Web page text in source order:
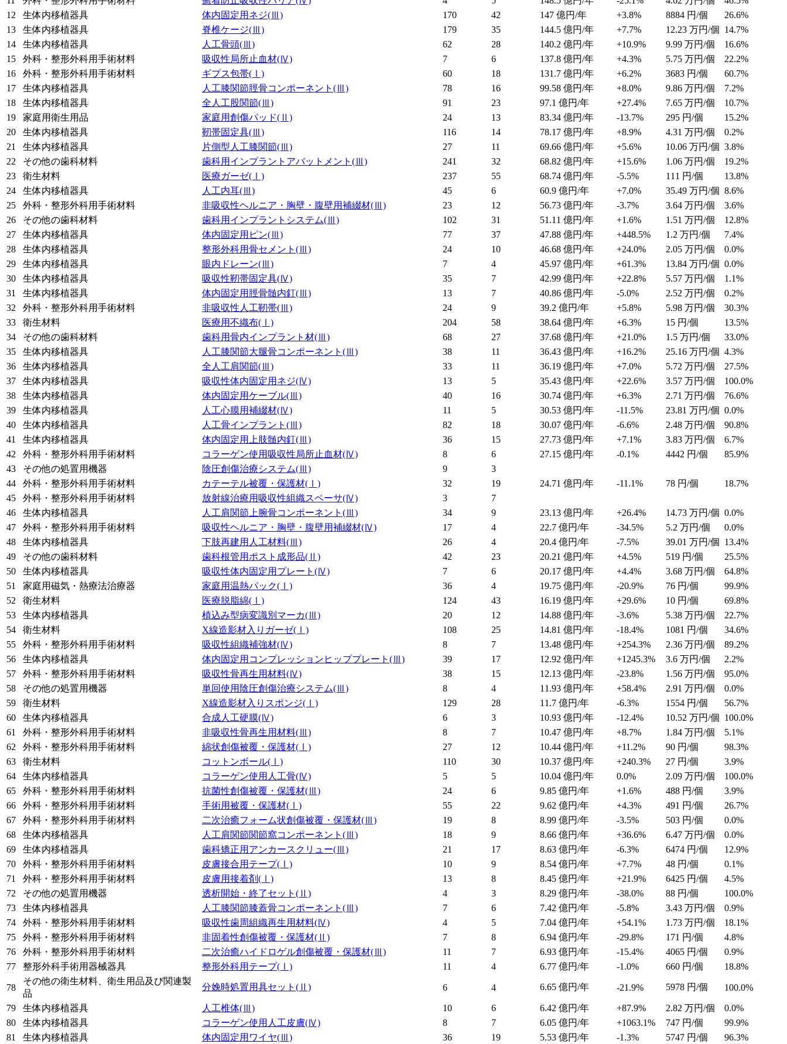
12
生体内移植器具 体内固定用ネジ(Ⅲ) 170 42 147 億円/年 +3.8% 8884 円/個
26.6%
13
生体内移植器具 脊椎ケージ(Ⅲ) 179 35 144.5 億円/年 +7.7% 12.23 万円/個 14.7%
14
生体内移植器具 人工骨頭(Ⅲ) 62 28 140.2 億円/年 +10.9% 9.99 万円/個
16.6%
15
外科・整形外科用手術材料 吸収性局所止血材(Ⅳ) 7 6 137.8 億円/年 +4.3% 5.75 万円/個
22.2%
16
外科・整形外科用手術材料 ギプス包帯(Ⅰ) 60 18 131.7 億円/年 +6.2% 3683 円/個
60.7%
17
生体内移植器具 人工膝関節脛骨コンポーネント (Ⅲ) 78 16 99.58 億円/年 +8.0% 9.86 万円/個
7.2%
18
生体内移植器具 全人工股関節(Ⅲ) 91 23 97.1 億円/年 +27.4% 7.65 万円/個
10.7%
19
家庭用衛生用品 家庭用創傷パッド(Ⅱ) 24 13 83.34 億円/年 -13.7% 295 円/個
15.2%
20
生体内移植器具 靭帯固定具(Ⅲ) 116 14 78.17 億円/年 +8.9% 4.31 万円/個
0.2%
21
生体内移植器具 片側型人工膝関節(Ⅲ) 27 11 69.66 億円/年 +5.6% 10.06 万円/個 3.8%
22
その他の歯科材料 歯科用インプラントアバットメント (Ⅲ) 241 32 68.82 億円/年 +15.6% 1.06 万円/個
19.2%
23
衛生材料 医療ガーゼ(Ⅰ) 237 55 68.74 億円/年 -5.5% 111 円/個
13.8%
24
生体内移植器具 人工内耳(Ⅲ) 45 6 60.9 億円/年 +7.0% 35.49 万円/個 8.6%
25
外科・整形外科用手術材料 非吸収性ヘルニア・胸壁・腹壁用補綴材(Ⅲ) 23 12 56.73 億円/年 -3.7% 3.64 万円/個
3.6%
26
その他の歯科材料 歯科用インプラントシステム(Ⅲ) 102 31 51.11 億円/年 +1.6% 1.51 万円/個
12.8%
27
生体内移植器具 体内固定用ピン(Ⅲ) 77 37 47.88 億円/年 +448.5% 1.2 万円/個
7.4%
28
生体内移植器具 整形外科用骨セメント (Ⅲ) 24 10 46.68 億円/年 +24.0% 2.05 万円/個
0.0%
29
生体内移植器具 眼内ドレーン(Ⅲ) 7 4 45.97 億円/年 +61.3% 13.84 万円/個 0.0%
30
生体内移植器具 吸収性靭帯固定具(Ⅳ) 35 7 42.99 億円/年 +22.8% 5.57 万円/個
1.1%
31
生体内移植器具 体内固定用脛骨髄内釘(Ⅲ) 13 7 40.86 億円/年 -5.0% 2.52 万円/個
0.2%
32
外科・整形外科用手術材料 非吸収性人工靭帯(Ⅲ) 24 9 39.2 億円/年 +5.8% 5.98 万円/個
30.3%
33
衛生材料 医療用不織布(Ⅰ) 204 58 38.64 億円/年 +6.3% 15 円/個
13.5%
34
その他の歯科材料 歯科用骨内インプラント材(Ⅲ) 68 27 37.68 億円/年 +21.0% 1.5 万円/個
33.0%
35
生体内移植器具 人工膝関節大腿骨コンポーネント (Ⅲ) 38 11 36.43 億円/年 +16.2% 25.16 万円/個 4.3%
36
生体内移植器具 全人工肩関節(Ⅲ) 33 11 36.19 億円/年 +7.0% 5.72 万円/個
27.5%
37
生体内移植器具 吸収性体内固定用ネジ(Ⅳ) 13 5 35.43 億円/年 +22.6% 3.57 万円/個
100.0%
38
生体内移植器具 体内固定用ケーブル(Ⅲ) 40 16 30.74 億円/年 +6.3% 2.71 万円/個
76.6%
39
生体内移植器具 人工心膜用補綴材(Ⅳ) 11 5 30.53 億円/年 -11.5% 23.81 万円/個 0.0%
40
生体内移植器具 人工骨インプラント (Ⅲ) 82 18 30.07 億円/年 -6.6% 2.48 万円/個
90.8%
41
生体内移植器具 体内固定用上肢髄内釘(Ⅲ) 36 15 27.73 億円/年 +7.1% 3.83 万円/個
6.7%
42
外科・整形外科用手術材料 コラーゲン使用吸収性局所止血材(Ⅳ) 8 6 27.15 億円/年 -0.1% 4442 円/個
85.9%
43
その他の処置用機器 陰圧創傷治療システム(Ⅲ) 9
3
44
外科・整形外科用手術材料 カテーテル被覆・保護材(Ⅰ) 32 19 24.71 億円/年 -11.1% 78 円/個
18.7%
45
外科・整形外科用手術材料 放射線治療用吸収性組織スペーサ(Ⅳ) 3
7
46
生体内移植器具 人工肩関節上腕骨コンポーネント (Ⅲ) 34 9 23.13 億円/年 +26.4% 14.73 万円/個 0.0%
47
外科・整形外科用手術材料 吸収性ヘルニア・胸壁・腹壁用補綴材(Ⅳ) 17 4 22.7 億円/年 -34.5% 5.2 万円/個
0.0%
48
生体内移植器具 下肢再建用人工材料(Ⅲ) 26 4 20.4 億円/年 -7.5% 39.01 万円/個 13.4%
49
その他の歯科材料 歯科根管用ポスト成形品(Ⅱ) 42 23 20.21 億円/年 +4.5% 519 円/個
25.5%
50
生体内移植器具 吸収性体内固定用プレート (Ⅳ) 7 6 20.17 億円/年 +4.4% 3.68 万円/個
64.8%
51
家庭用磁気・熱療法治療器 家庭用温熱パック(Ⅰ) 36 4 19.75 億円/年 -20.9% 76 円/個
99.9%
52
衛生材料 医療脱脂綿(Ⅰ) 124 43 16.19 億円/年 +29.6% 10 円/個
69.8%
53
生体内移植器具 植込み型病変識別マーカ(Ⅲ) 20 12 14.88 億円/年 -3.6% 5.38 万円/個
22.7%
54
衛生材料 X線造影材入りガーゼ(Ⅰ) 108 25 14.81 億円/年 -18.4% 1081 円/個
34.6%
55
外科・整形外科用手術材料 吸収性組織補強材(Ⅳ) 8 7 13.48 億円/年 +254.3% 2.36 万円/個
89.2%
56
生体内移植器具 体内固定用コンプレッションヒッププレート (Ⅲ) 39 17 12.92 億円/年 +1245.3% 3.6 万円/個
2.2%
57
外科・整形外科用手術材料 吸収性骨再生用材料(Ⅳ) 38 15 12.13 億円/年 -23.8% 1.56 万円/個
95.0%
58
その他の処置用機器 単回使用陰圧創傷治療システム(Ⅲ) 8 4 11.93 億円/年 +58.4% 2.91 万円/個
0.0%
59
衛生材料 X線造影材入りスポンジ(Ⅰ) 129 28 11.7 億円/年 -6.3% 1554 円/個
56.7%
60
生体内移植器具 合成人工硬膜(Ⅳ) 6 3 10.93 億円/年 -12.4% 10.52 万円/個 100.0%
61
外科・整形外科用手術材料 非吸収性骨再生用材料(Ⅲ) 8 7 10.47 億円/年 +8.7% 1.84 万円/個
5.1%
62
外科・整形外科用手術材料 綿状創傷被覆・保護材(Ⅰ) 27 12 10.44 億円/年 +11.2% 90 円/個
98.3%
63
衛生材料 コットンボール(Ⅰ) 110 30 10.37 億円/年 +240.3% 27 円/個
3.9%
64
生体内移植器具 コラーゲン使用人工骨(Ⅳ) 5 5 10.04 億円/年 0.0% 2.09 万円/個
100.0%
65
外科・整形外科用手術材料 抗菌性創傷被覆・保護材(Ⅲ) 24 6 9.85 億円/年 +1.6% 488 円/個
3.9%
66
外科・整形外科用手術材料 手術用被覆・保護材(Ⅰ) 55 22 9.62 億円/年 +4.3% 491 円/個
26.7%
67
外科・整形外科用手術材料 二次治癒フォーム状創傷被覆・保護材(Ⅲ) 19 8 8.99 億円/年 -3.5% 503 円/個
0.0%
68
生体内移植器具 人工肩関節関節窩コンポーネント (Ⅲ) 18 9 8.66 億円/年 +36.6% 6.47 万円/個
0.0%
69
生体内移植器具 歯科矯正用アンカースクリュー(Ⅲ) 21 17 8.63 億円/年 -6.3% 6474 円/個
12.9%
70
外科・整形外科用手術材料 皮膚接合用テープ(Ⅰ) 10 9 8.54 億円/年 +7.7% 48 円/個
0.1%
71
外科・整形外科用手術材料 皮膚用接着剤(Ⅰ) 13 8 8.45 億円/年 +21.9% 6425 円/個
4.5%
72
その他の処置用機器 透析開始・終了セット (Ⅱ) 4 3 8.29 億円/年 -38.0% 88 円/個
100.0%
73
生体内移植器具 人工膝関節膝蓋骨コンポーネント (Ⅲ) 7 6 7.42 億円/年 -5.8% 3.43 万円/個
0.9%
74
外科・整形外科用手術材料 吸収性歯周組織再生用材料(Ⅳ) 4 5 7.04 億円/年 +54.1% 1.73 万円/個
18.1%
75
外科・整形外科用手術材料 非固着性創傷被覆・保護材(Ⅱ) 7 8 6.94 億円/年 -29.8% 171 円/個
4.8%
76
外科・整形外科用手術材料 二次治癒ハイドロゲル創傷被覆・保護材(Ⅲ) 11 7 6.93 億円/年 -15.4% 4065 円/個
0.9%
77
整形外科手術用器械器具 整形外科用テープ(Ⅰ) 11 4 6.77 億円/年 -1.0% 660 円/個 18.8%
78
その他の衛生材料、衛生用品及び関連製
品
分娩時処置用具セット (Ⅱ) 6 4 6.65 億円/年 -21.9% 5978 円/個 100.0%
79 生体内移植器具 人工椎体(Ⅲ) 10 6 6.42 億円/年 +87.9% 2.82 万円/個
0.0%
80
生体内移植器具 コラーゲン使用人工皮膚(Ⅳ) 8 7 6.05 億円/年 +1063.1% 747 円/個
99.9%
81
生体内移植器具 体内固定用ワイヤ(Ⅲ) 36 19 5.53 億円/年 -1.3% 5747 円/個 96.3%